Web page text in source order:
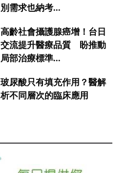
別需求也納考...
高齡社會攝護腺癌增！台日
交流提升醫療品質 盼推動
局部治療標準...
玻尿酸只有填充作用？醫解
析不同層次的臨床應用